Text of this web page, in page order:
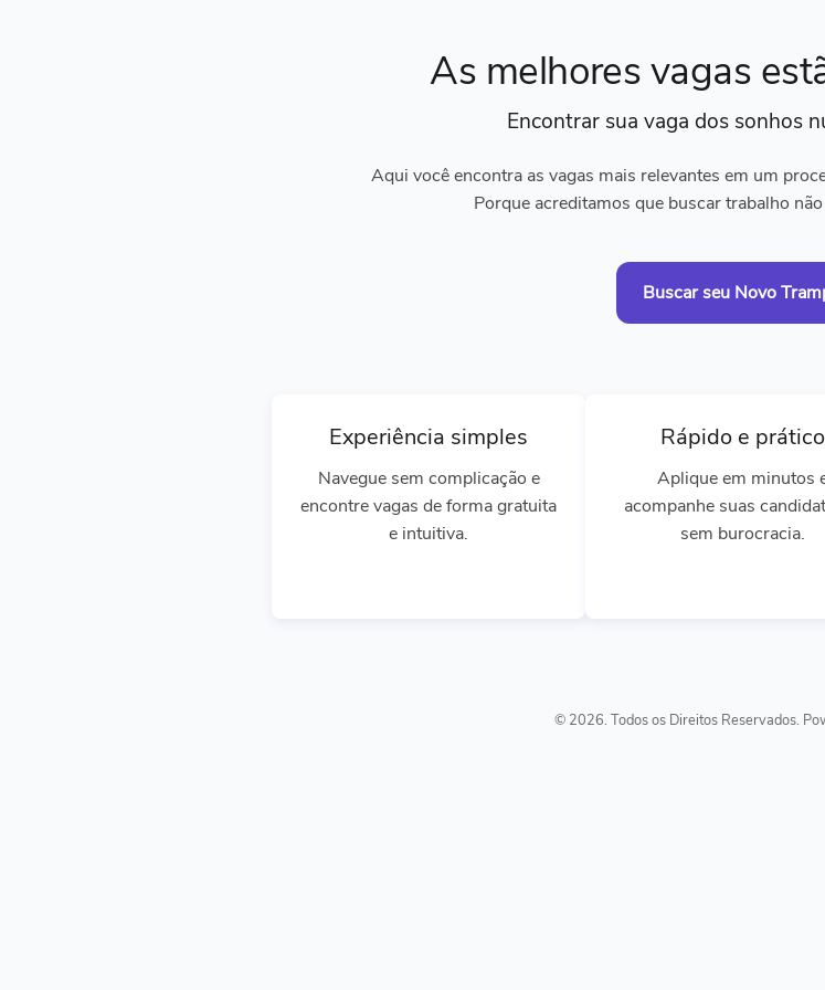
As melhores vagas
Encontrar sua vaga dos sonhos
Aqui você encontra as vagas mais relevantes em um
Porque acreditamos que buscar trabalho
Buscar seu Novo
Experiência simples
Navegue sem complicação e
encontre vagas de forma gratuita
e intuitiva.
Rápido e prático
Aplique em minutos
acompanhe suas
sem burocracia.
© 2026. Todos os Direitos Reservados.